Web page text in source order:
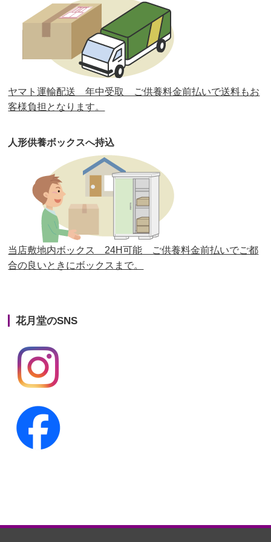
第32回人形供養祭 令和元年6月12日(水)
第31回人形供養祭 平成31年3月13日(水)
第30回人形供養祭平成30年11月28日(水)
第29回人形供養祭平成30年5月23日(水)
第27回人形供養祭平成29年6月14日(水)
第26回人形供養祭平成28年12月15日(木)
第25回人形供養祭 平成28年6月16日(木)
第24回人形供養祭 平成27年11月27日
第23回人形供養祭平成26年12月5日
第22回人形供養祭平成26年4月28日
第20回人形供養祭
第19回人形供養祭
第18回人形供養祭
第16回人形供養祭
第15回人形供養祭
第12回人形供養祭平成22年3月9日
ヤマト運輸配送 年中受取 ご供養料金前払いで送料もお
客様負担となります。
人形供養ボックスへ持込
当店敷地内ボックス 24H可能 ご供養料金前払いでご都
合の良いときにボックスまで。
花月堂のSNS